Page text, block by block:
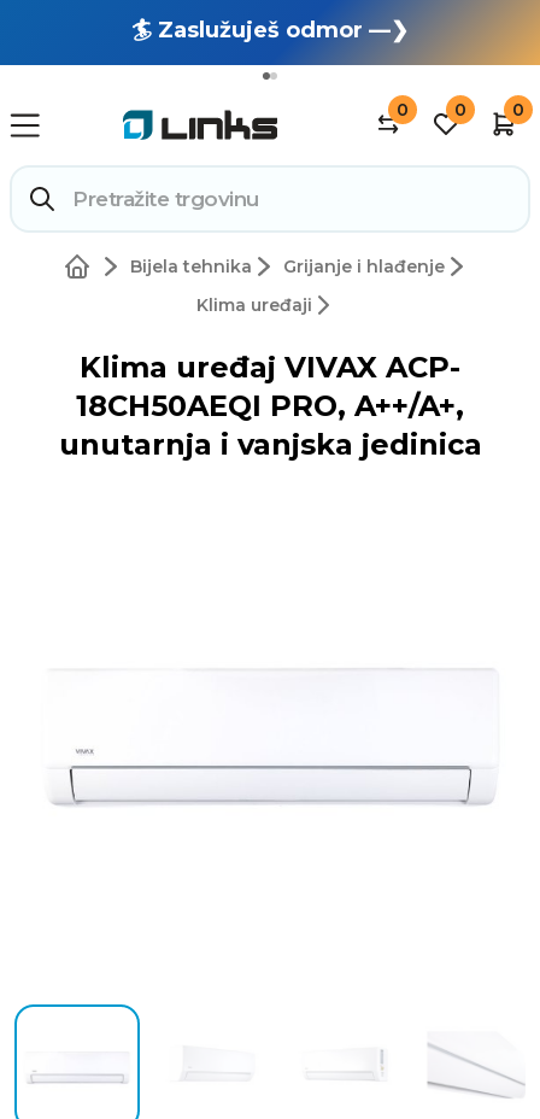
🏄 Zaslužuješ odmor —❯
🔥 OUTLET: TOTALNA RASPRODAJA —❯
0 0 0
Bijela tehnika
Grijanje i hlađenje
Klima uređaji
Klima uređaj VIVAX ACP-
18CH50AEQI PRO, A++/A+,
unutarnja i vanjska jedinica